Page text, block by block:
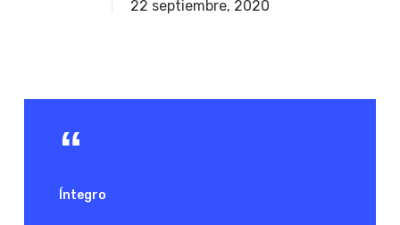
22 septiembre, 2020
Íntegro